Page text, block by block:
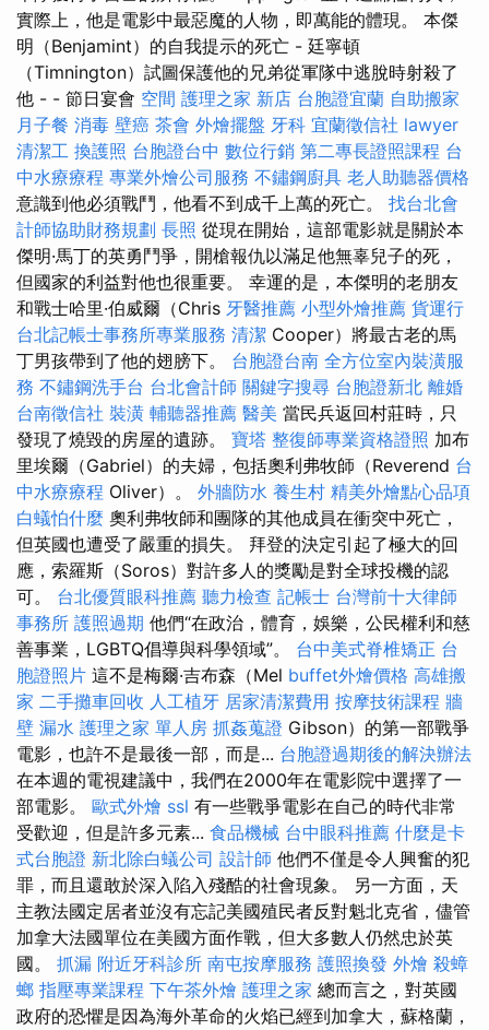
實際上，他是電影中最惡魔的人物，即萬能的體現。 本傑
明（Benjamint）的自我提示的死亡 - 廷寧頓
（Timnington）試圖保護他的兄弟從軍隊中逃脫時射殺了
他 - - 節日宴會 空間 護理之家 新店 台胞證宜蘭 自助搬家
月子餐 消毒 壁癌 茶會 外燴擺盤 牙科 宜蘭徵信社 lawyer
清潔工 換護照 台胞證台中 數位行銷 第二專長證照課程 台
中水療療程 專業外燴公司服務 不鏽鋼廚具 老人助聽器價格
意識到他必須戰鬥，他看不到成千上萬的死亡。 找台北會
計師協助財務規劃 長照 從現在開始，這部電影就是關於本
傑明·馬丁的英勇鬥爭，開槍報仇以滿足他無辜兒子的死，
但國家的利益對他也很重要。 幸運的是，本傑明的老朋友
和戰士哈里·伯威爾（Chris 牙醫推薦 小型外燴推薦 貨運行
台北記帳士事務所專業服務 清潔 Cooper）將最古老的馬
丁男孩帶到了他的翅膀下。 台胞證台南 全方位室內裝潢服
務 不鏽鋼洗手台 台北會計師 關鍵字搜尋 台胞證新北 離婚
台南徵信社 裝潢 輔聽器推薦 醫美 當民兵返回村莊時，只
發現了燒毀的房屋的遺跡。 寶塔 整復師專業資格證照 加布
里埃爾（Gabriel）的夫婦，包括奧利弗牧師（Reverend 台
中水療療程 Oliver）。 外牆防水 養生村 精美外燴點心品項
白蟻怕什麼 奧利弗牧師和團隊的其他成員在衝突中死亡，
但英國也遭受了嚴重的損失。 拜登的決定引起了極大的回
應，索羅斯（Soros）對許多人的獎勵是對全球投機的認
可。 台北優質眼科推薦 聽力檢查 記帳士 台灣前十大律師
事務所 護照過期 他們“在政治，體育，娛樂，公民權利和慈
善事業，LGBTQ倡導與科學領域”。 台中美式脊椎矯正 台
胞證照片 這不是梅爾·吉布森（Mel buffet外燴價格 高雄搬
家 二手攤車回收 人工植牙 居家清潔費用 按摩技術課程 牆
壁 漏水 護理之家 單人房 抓姦蒐證 Gibson）的第一部戰爭
電影，也許不是最後一部，而是... 台胞證過期後的解決辦法
在本週的電視建議中，我們在2000年在電影院中選擇了一
部電影。 歐式外燴 ssl 有一些戰爭電影在自己的時代非常
受歡迎，但是許多元素... 食品機械 台中眼科推薦 什麼是卡
式台胞證 新北除白蟻公司 設計師 他們不僅是令人興奮的犯
罪，而且還敢於深入陷入殘酷的社會現象。 另一方面，天
主教法國定居者並沒有忘記美國殖民者反對魁北克省，儘管
加拿大法國單位在美國方面作戰，但大多數人仍然忠於英
國。 抓漏 附近牙科診所 南屯按摩服務 護照換發 外燴 殺蟑
螂 指壓專業課程 下午茶外燴 護理之家 總而言之，對英國
政府的恐懼是因為海外革命的火焰已經到加拿大，蘇格蘭，